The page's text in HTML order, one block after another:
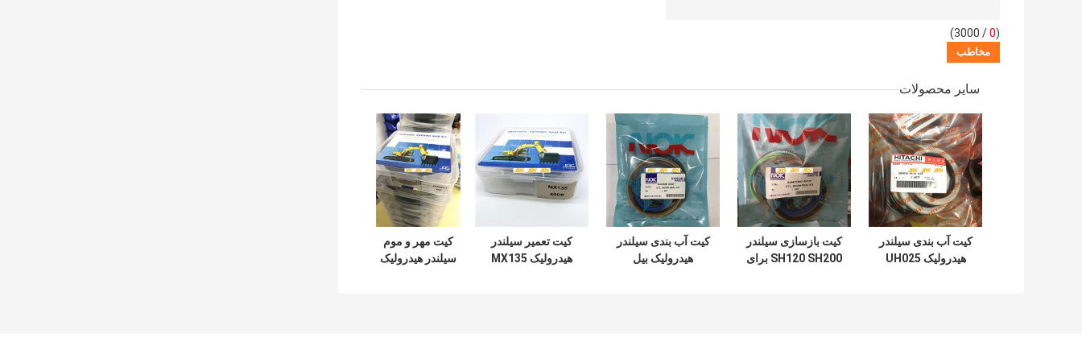
(
0
/ 3000)
سایر محصولات
کیت آب بندی سیلندر
هیدرولیک UH025
کیت بازسازی سیلندر
SH120 SH200 برای
کیت آب بندی سیلندر
هیدرولیک بیل
کیت تعمیر سیلندر
هیدرولیک MX135
کیت مهر و موم
سیلندر هیدرولیک